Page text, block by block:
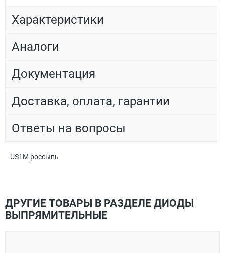
Характеристики
Аналоги
Документация
Доставка, оплата, гарантии
Ответы на вопросы
US1M россыпь
ДРУГИЕ ТОВАРЫ В РАЗДЕЛЕ ДИОДЫ
ВЫПРЯМИТЕЛЬНЫЕ